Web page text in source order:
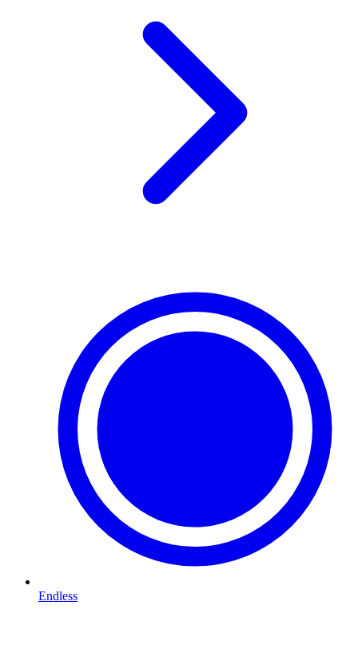
Endless